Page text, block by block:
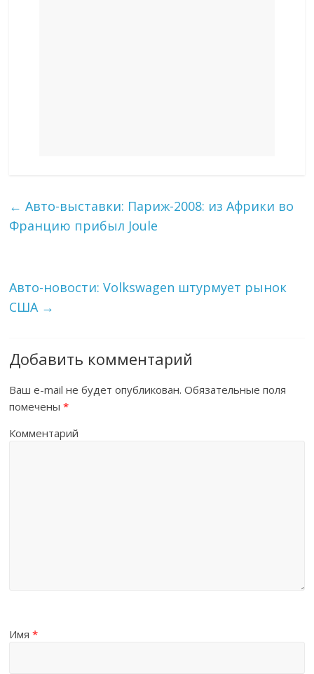
← Авто-выставки: Париж-2008: из Африки во
Францию прибыл Joule
Авто-новости: Volkswagen штурмует рынок
США →
Добавить комментарий
Ваш e-mail не будет опубликован. Обязательные поля
помечены*
Комментарий
Имя*